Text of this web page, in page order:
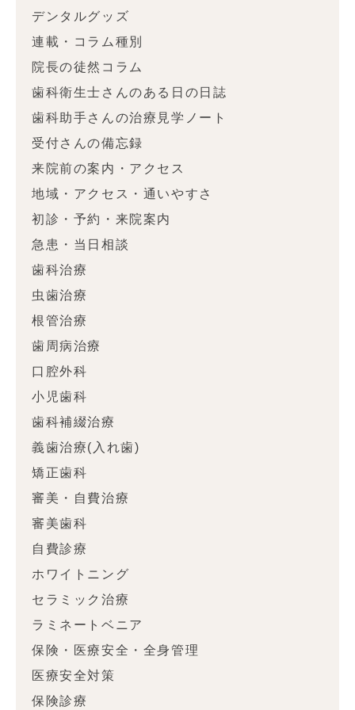
デンタルグッズ
連載・コラム種別
院長の徒然コラム
歯科衛生士さんのある日の日誌
歯科助手さんの治療見学ノート
受付さんの備忘録
来院前の案内・アクセス
地域・アクセス・通いやすさ
初診・予約・来院案内
急患・当日相談
歯科治療
虫歯治療
根管治療
歯周病治療
口腔外科
小児歯科
歯科補綴治療
義歯治療(入れ歯)
矯正歯科
審美・自費治療
審美歯科
自費診療
ホワイトニング
セラミック治療
ラミネートベニア
保険・医療安全・全身管理
医療安全対策
保険診療